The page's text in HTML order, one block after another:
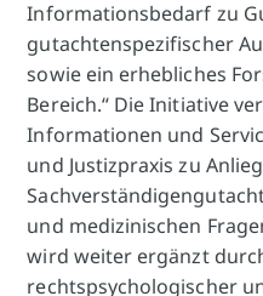
Informationsbedarf zu
gutachtenspezifischer
sowie ein erhebliches
Bereich.“ Die Initiative
Informationen und
und Justizpraxis zu
und medizinischen
wird weiter ergänzt
rechtspsychologischer